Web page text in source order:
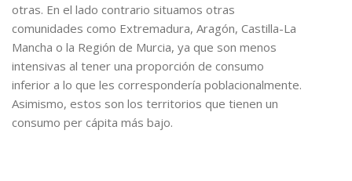
otras. En el lado contrario situamos otras
comunidades como Extremadura, Aragón, Castilla-La
Mancha o la Región de Murcia, ya que son menos
intensivas al tener una proporción de consumo
inferior a lo que les correspondería poblacionalmente.
Asimismo, estos son los territorios que tienen un
consumo per cápita más bajo.